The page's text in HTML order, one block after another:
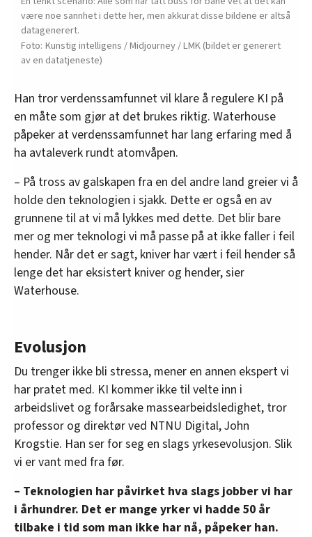
være noe sannhet i dette her, men akkurat disse bildene er altså
datagenerert.
Kunstig intelligens / Midjourney / LMK (bildet er generert
av en datatjeneste)
Han tror verdenssamfunnet vil klare å regulere KI på
en måte som gjør at det brukes riktig. Waterhouse
påpeker at verdenssamfunnet har lang erfaring med å
ha avtaleverk rundt atomvåpen.
– På tross av galskapen fra en del andre land greier vi å
holde den teknologien i sjakk. Dette er også en av
grunnene til at vi må lykkes med dette. Det blir bare
mer og mer teknologi vi må passe på at ikke faller i feil
hender. Når det er sagt, kniver har vært i feil hender så
lenge det har eksistert kniver og hender, sier
Waterhouse.
Evolusjon
Du trenger ikke bli stressa, mener en annen ekspert vi
har pratet med. KI kommer ikke til velte inn i
arbeidslivet og forårsake massearbeidsledighet, tror
professor og direktør ved NTNU Digital, John
Krogstie. Han ser for seg en slags yrkesevolusjon. Slik
vi er vant med fra før.
– Teknologien har påvirket hva slags jobber vi har
i århundrer. Det er mange yrker vi hadde 50 år
tilbake i tid som man ikke har nå, påpeker han.